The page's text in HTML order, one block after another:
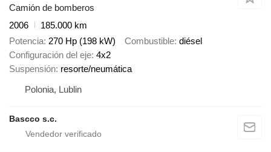
Camión de bomberos
2006
185.000 km
Potencia 270 Hp (198 kW) Combustible diésel
Configuración del eje 4x2
Suspensión resorte/neumática
Polonia, Lublin
Bascco s.c.